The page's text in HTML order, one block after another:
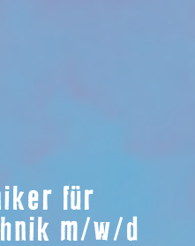
für
m/w/d